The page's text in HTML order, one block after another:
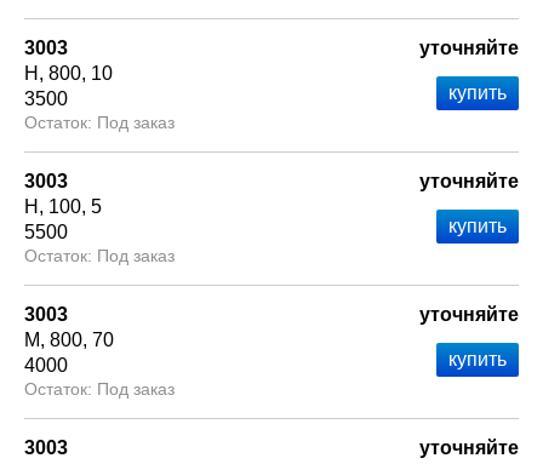
3003
Н
800 10
3500
Под заказ
уточняйте
3003
Н
100 5
5500
Под заказ
уточняйте
3003
М 800 70
4000
Под заказ
уточняйте
3003
уточняйте